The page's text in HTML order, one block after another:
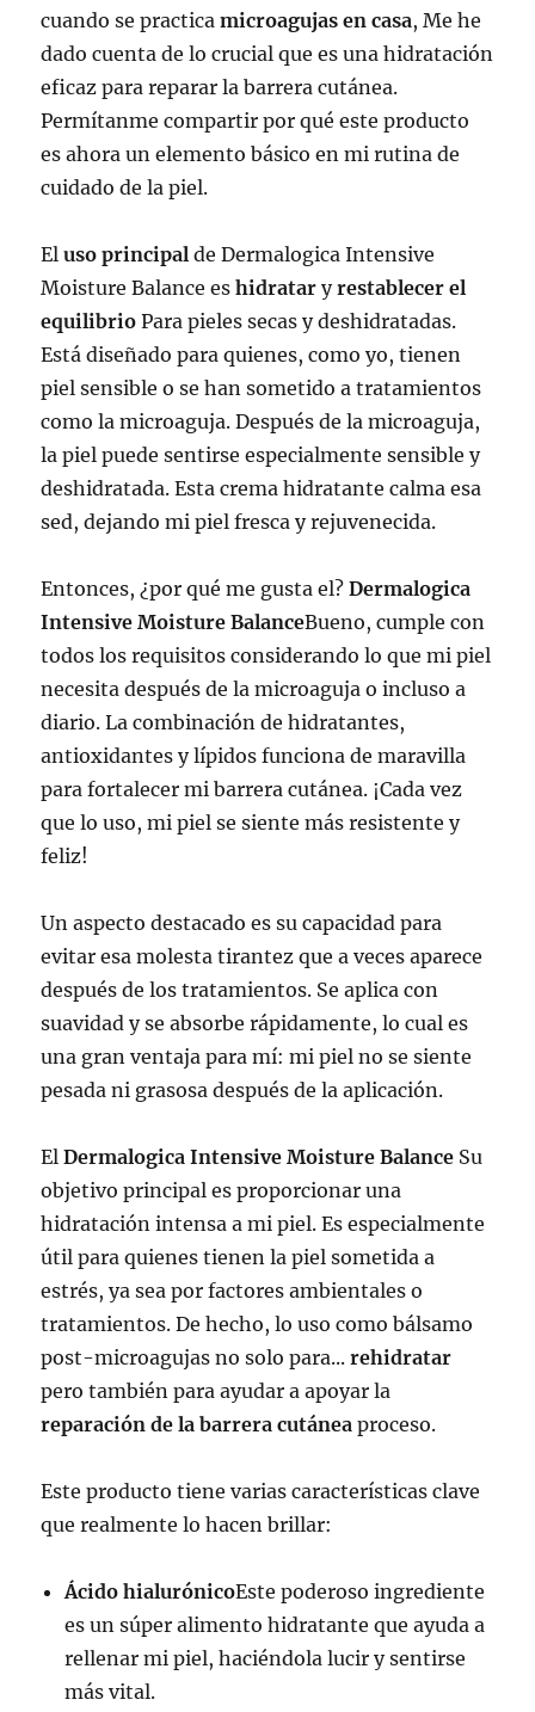
cuando se practicamicroagujas en casa, Me he
dado cuenta de lo crucial que es una hidratación
eficaz para reparar la barrera cutánea.
Permítanme compartir por qué este producto
es ahora un elemento básico en mi rutina de
cuidado de la piel.
Eluso principal de Dermalogica Intensive
Moisture Balance eshidratar yrestablecer el
equilibrio Para pieles secas y deshidratadas.
Está diseñado para quienes, como yo, tienen
piel sensible o se han sometido a tratamientos
como la microaguja. Después de la microaguja,
la piel puede sentirse especialmente sensible y
deshidratada. Esta crema hidratante calma esa
sed, dejando mi piel fresca y rejuvenecida.
Entonces, ¿por qué me gusta el?Dermalogica
Intensive Moisture BalanceBueno, cumple con
todos los requisitos considerando lo que mi piel
necesita después de la microaguja o incluso a
diario. La combinación de hidratantes,
antioxidantes y lípidos funciona de maravilla
para fortalecer mi barrera cutánea. ¡Cada vez
que lo uso, mi piel se siente más resistente y
feliz!
Un aspecto destacado es su capacidad para
evitar esa molesta tirantez que a veces aparece
después de los tratamientos. Se aplica con
suavidad y se absorbe rápidamente, lo cual es
una gran ventaja para mí: mi piel no se siente
pesada ni grasosa después de la aplicación.
ElDermalogica Intensive Moisture Balance Su
objetivo principal es proporcionar una
hidratación intensa a mi piel. Es especialmente
útil para quienes tienen la piel sometida a
estrés, ya sea por factores ambientales o
tratamientos. De hecho, lo uso como bálsamo
post-microagujas no solo para...rehidratar
pero también para ayudar a apoyar la
reparación de la barrera cutánea proceso.
Este producto tiene varias características clave
que realmente lo hacen brillar:
Ácido hialurónicoEste poderoso ingrediente
es un súper alimento hidratante que ayuda a
rellenar mi piel, haciéndola lucir y sentirse
más vital.